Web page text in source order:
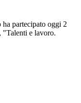
partecipato oggi 2
"Talenti e lavoro.